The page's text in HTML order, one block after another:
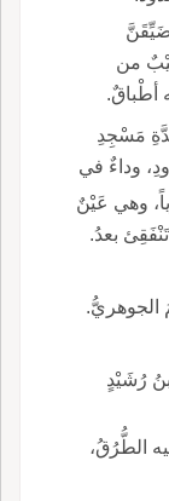
من
أطْباقٌ.
مَسْجِدِ
وداءٌ في
وهي عَيْنٌ
بعدُ.
الجوهريُّ.
رُشَيْدٍ
الطُّرُقُ،